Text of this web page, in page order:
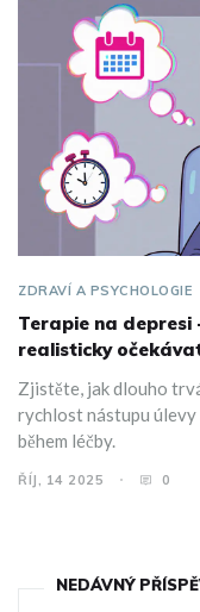
ZDRAVÍ A PSYCHOLOGIE
Terapie na
realisticky
Zjistěte, jak dlouho
rychlost nástupu
během léčby.
ŘÍJ, 14 2025 0
NEDÁVNÝ